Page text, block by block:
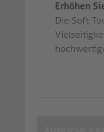
Erhöhen
Die Soft-